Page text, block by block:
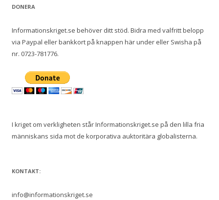
DONERA
Informationskriget.se behöver ditt stöd. Bidra med valfritt belopp
via Paypal eller bankkort på knappen här under eller Swisha på
nr. 0723-781776.
I kriget om verkligheten står Informationskriget.se på den lilla fria
människans sida mot de korporativa auktoritära globalisterna.
KONTAKT:
info@informationskriget.se